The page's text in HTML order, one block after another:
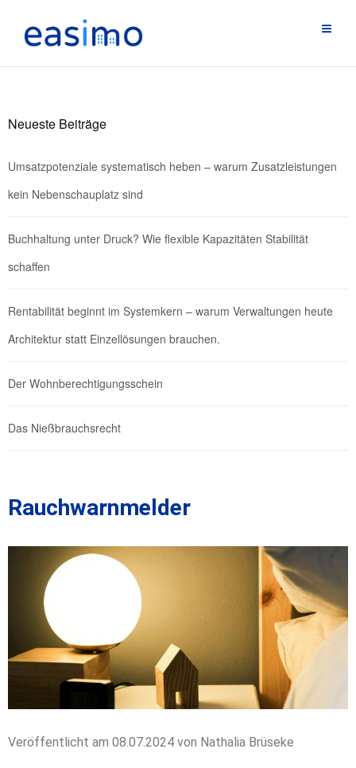
Neueste Beiträge
Umsatzpotenziale systematisch heben – warum Zusatzleistungen
kein Nebenschauplatz sind
Buchhaltung unter Druck? Wie flexible Kapazitäten Stabilität
schaffen
Rentabilität beginnt im Systemkern – warum Verwaltungen heute
Architektur statt Einzellösungen brauchen.
Der Wohnberechtigungsschein
Das Nießbrauchsrecht
Rauchwarnmelder
Veröffentlicht am 08.07.2024 von Nathalia Brüseke